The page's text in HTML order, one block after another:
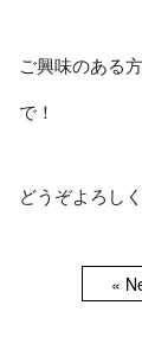
ご興味のある
で！
どうぞよろし
«